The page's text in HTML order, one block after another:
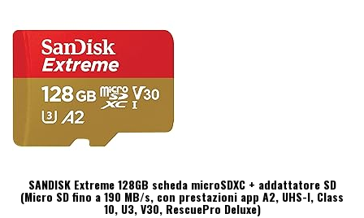
SANDISK Extreme 128GB scheda microSDXC + addattatore SD
(Micro SD fino a 190 MB/s, con prestazioni app A2, UHS-I, Class
10, U3, V30, RescuePro Deluxe)